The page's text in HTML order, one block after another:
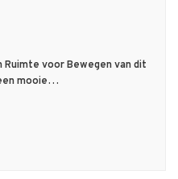
voor Bewegen van dit
mooie…